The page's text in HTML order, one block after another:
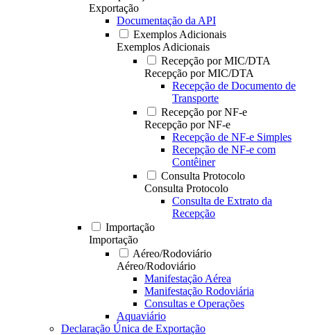
Exportação
Documentação da API
Exemplos Adicionais
Exemplos Adicionais
Recepção por MIC/DTA
Recepção por MIC/DTA
Recepção de Documento de
Transporte
Recepção por NF-e
Recepção por NF-e
Recepção de NF-e Simples
Recepção de NF-e com
Contêiner
Consulta Protocolo
Consulta Protocolo
Consulta de Extrato da
Recepção
Importação
Importação
Aéreo/Rodoviário
Aéreo/Rodoviário
Manifestação Aérea
Manifestação Rodoviária
Consultas e Operações
Aquaviário
Declaração Única de Exportação